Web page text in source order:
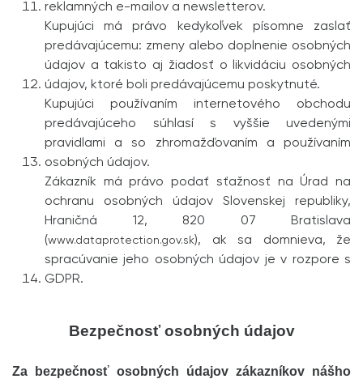
reklamných e-mailov a newsletterov.
Kupujúci má právo kedykoľvek písomne zaslať
predávajúcemu: zmeny alebo doplnenie osobných
údajov a takisto aj žiadosť o likvidáciu osobných
údajov, ktoré boli predávajúcemu poskytnuté.
Kupujúci používaním internetového obchodu
predávajúceho súhlasí s vyššie uvedenými
pravidlami a so zhromažďovaním a používaním
osobných údajov.
Zákazník má právo podať sťažnosť na Úrad na
ochranu osobných údajov Slovenskej republiky,
Hraničná 12, 820 07 Bratislava
(www.dataprotection.gov.sk), ak sa domnieva, že
spracúvanie jeho osobných údajov je v rozpore s
GDPR.
Bezpečnosť osobných údajov
Za bezpečnosť osobných údajov zákazníkov nášho